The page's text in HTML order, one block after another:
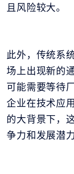
且风险较大。
此外，传统系
场上出现新的
可能需要等待
企业在技术应
的大背景下，
争力和发展潜力